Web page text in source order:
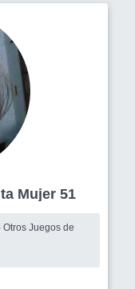
Santa Rosa de Calamuchita Mujer 51